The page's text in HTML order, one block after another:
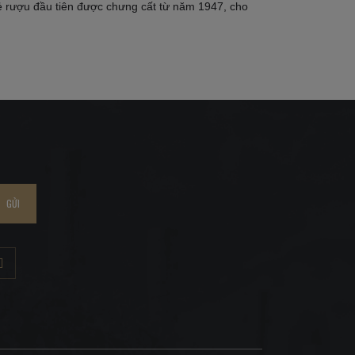
đầu tiên được chưng cất từ năm 1947, cho
GỬI